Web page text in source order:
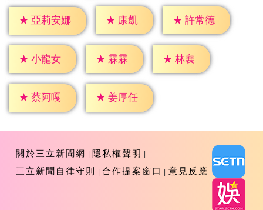
★ 亞莉安娜 ★ 康凱 ★ 許常德
★ 小龍女 ★ 霖霖 ★ 林襄
★ 蔡阿嘎 ★ 姜厚任
關於三立新聞網
隱私權聲明
三立新聞自律守則
合作提案窗口 意見反應